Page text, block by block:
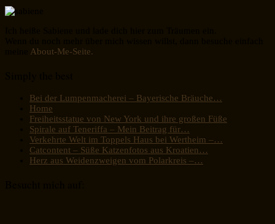
About-Me-Seite.
Bei der Lumpenmacherei – Bayerische Bräuche…
Home
Freiheitsstatue von New York und ihre großen Füße
Spirale auf Teneriffa – Mein Beitrag für…
Verkehrte Welt im Toppels Haus bei Wertheim –…
Catcontent – Süße Katzenfotos aus Kroatien…
Herz aus Weidenzweigen vom Polarkreis –…